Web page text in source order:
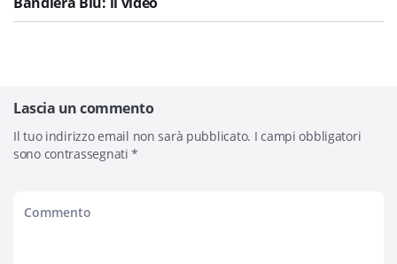
Lascia un commento
Il tuo indirizzo email non sarà pubblicato. I campi obbligatori
sono contrassegnati*